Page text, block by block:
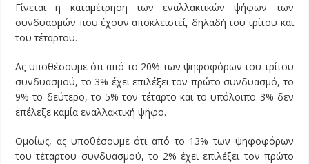
Γίνεται η καταμέτρηση των εναλλακτικών ψήφων των
συνδυασμών που έχουν αποκλειστεί, δηλαδή του τρίτου και
του τέταρτου.
Ας υποθέσουμε ότι από το 20% των ψηφοφόρων του τρίτου
συνδυασμού, το 3% έχει επιλέξει τον πρώτο συνδυασμό, το
9% το δεύτερο, το 5% τον τέταρτο και το υπόλοιπο 3% δεν
επέλεξε καμία εναλλακτική ψήφο.
Ομοίως, ας υποθέσουμε ότι από το 13% των ψηφοφόρων
του τέταρτου συνδυασμού, το 2% έχει επιλέξει τον πρώτο